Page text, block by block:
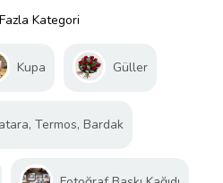
Kategori
Kupa Güller
Termos, Bardak